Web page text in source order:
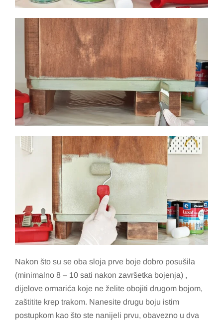
Nakon što su se oba sloja prve boje dobro posušila
(minimalno 8 – 10 sati nakon završetka bojenja) ,
dijelove ormarića koje ne želite obojiti drugom bojom,
zaštitite krep trakom. Nanesite drugu boju istim
postupkom kao što ste nanijeli prvu, obavezno u dva